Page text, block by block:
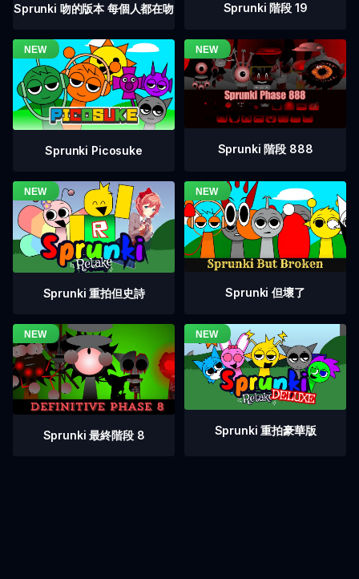
Sprunki 吻的版本 每個人都在吻 Sprunki 階段 19
Sprunki Picosuke Sprunki 階段 888
Sprunki 重拍但史詩 Sprunki 但壞了
Sprunki 最終階段 8 Sprunki 重拍豪華版